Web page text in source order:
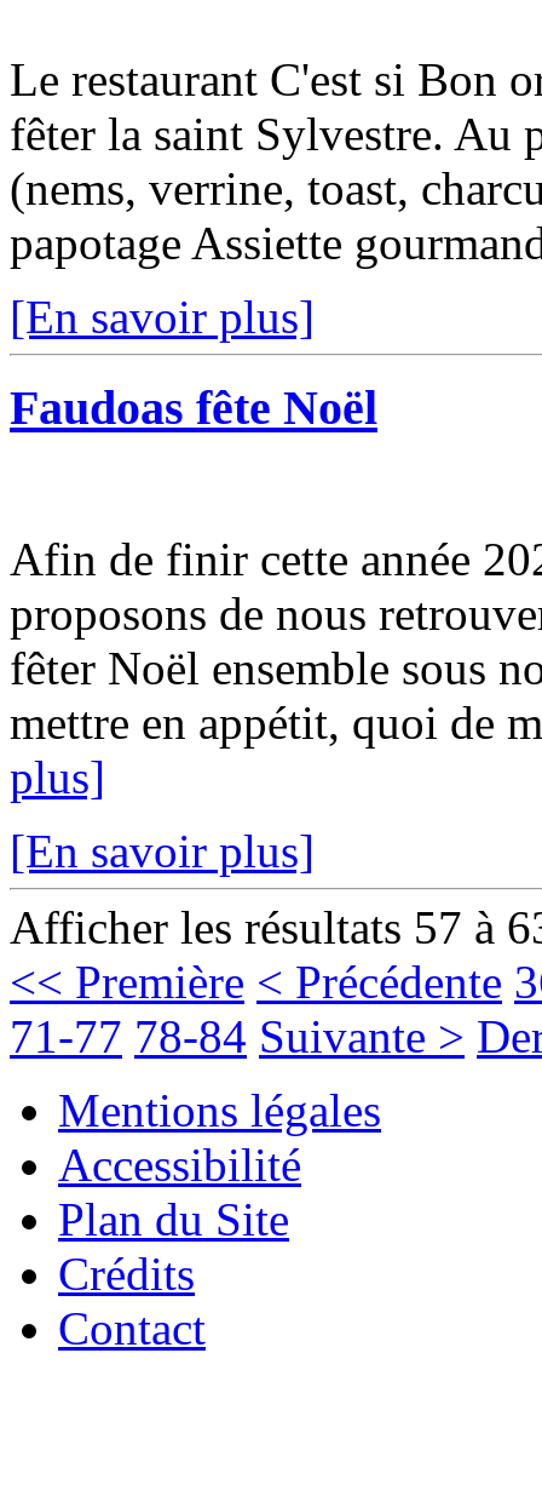
Le restaurant C'est si Bon
fêter la saint Sylvestre. Au
(nems, verrine, toast,
papotage Assiette
[En savoir plus]
Faudoas fête Noël
Afin de finir cette année
proposons de nous
fêter Noël ensemble sous
mettre en appétit, quoi de
plus]
[En savoir plus]
Afficher les résultats 57 à
<< Première < Précédente
71-77 78-84 Suivante >
Mentions légales
Accessibilité
Plan du Site
Crédits
Contact